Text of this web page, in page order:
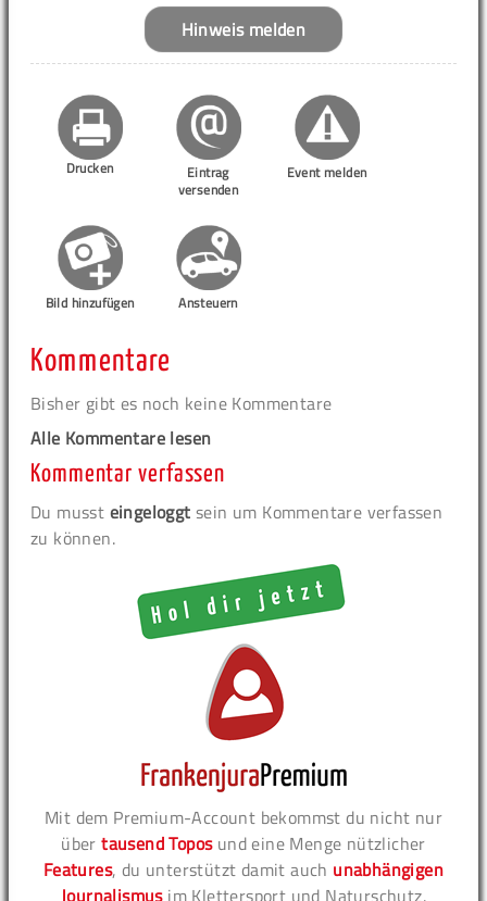
Hinweis melden
Drucken
Eintrag
versenden
Event melden
Bild hinzufügen Ansteuern
Kommentare
Bisher gibt es noch keine Kommentare
Alle Kommentare lesen
Kommentar verfassen
Du musst eingeloggt sein um Kommentare verfassen
zu können.
Mit dem Premium-Account bekommst du nicht nur
übertausend Toposund eine Menge nützlicher
Features, du unterstützt damit auch unabhängigen
Journalismusim Klettersport und Naturschutz.